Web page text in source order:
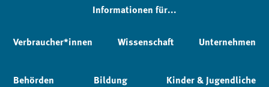
Informationen für...
Verbraucher*innen Wissenschaft Unternehmen
Behörden Bildung Kinder & Jugendliche